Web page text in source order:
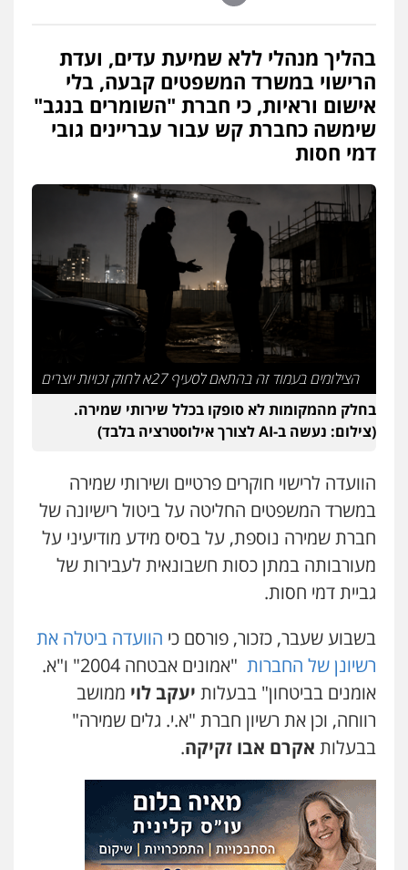
פלילי תעבורה
0545577862
עו"ד יוסי חמצני
0505471497
גיל דביר – משרד עורכי דין
פלילי פשיעה כלכלית צווארון לבן
0506217771
עו"ד אביגדור פלדמן
פלילי אסירים צווארון לבן זכויות אדם אזרחי
0505345826
פלילי כלכלי מיסים הלבנת הון
0528758840
דוד אפרים משרד עורכי דין
פלילי
0506209859
בהליך מנהלי ללא שמיעת עדים, ועדת
הרישוי במשרד המשפטים קבעה, בלי
אישום וראיות, כי חברת "השומרים בנגב"
שימשה כחברת קש עבור עבריינים גובי
דמי חסות
הצילומים בעמוד זה בהתאם לסעיף 27א לחוק זכויות יוצרים
בחלק מהמקומות לא סופקו בכלל שירותי שמירה.
(צילום: נעשה ב-AI לצורך אילוסטרציה בלבד)
הוועדה לרישוי חוקרים פרטיים ושירותי שמירה
במשרד המשפטים החליטה על ביטול רישיונה של
חברת שמירה נוספת, על בסיס מידע מודיעיני על
מעורבותה במתן כסות חשבונאית לעבירות של
גביית דמי חסות.
בשבוע שעבר, כזכור, פורסם כי הוועדה ביטלה את
רשיונן של החברות
"אמונים אבטחה 2004" ו"א.
אומנים בביטחון" בבעלות יעקב לוי ממושב
רווחה, וכן את רשיון חברת "א.י. גלים שמירה"
בבעלות אקרם אבו זקיקה.